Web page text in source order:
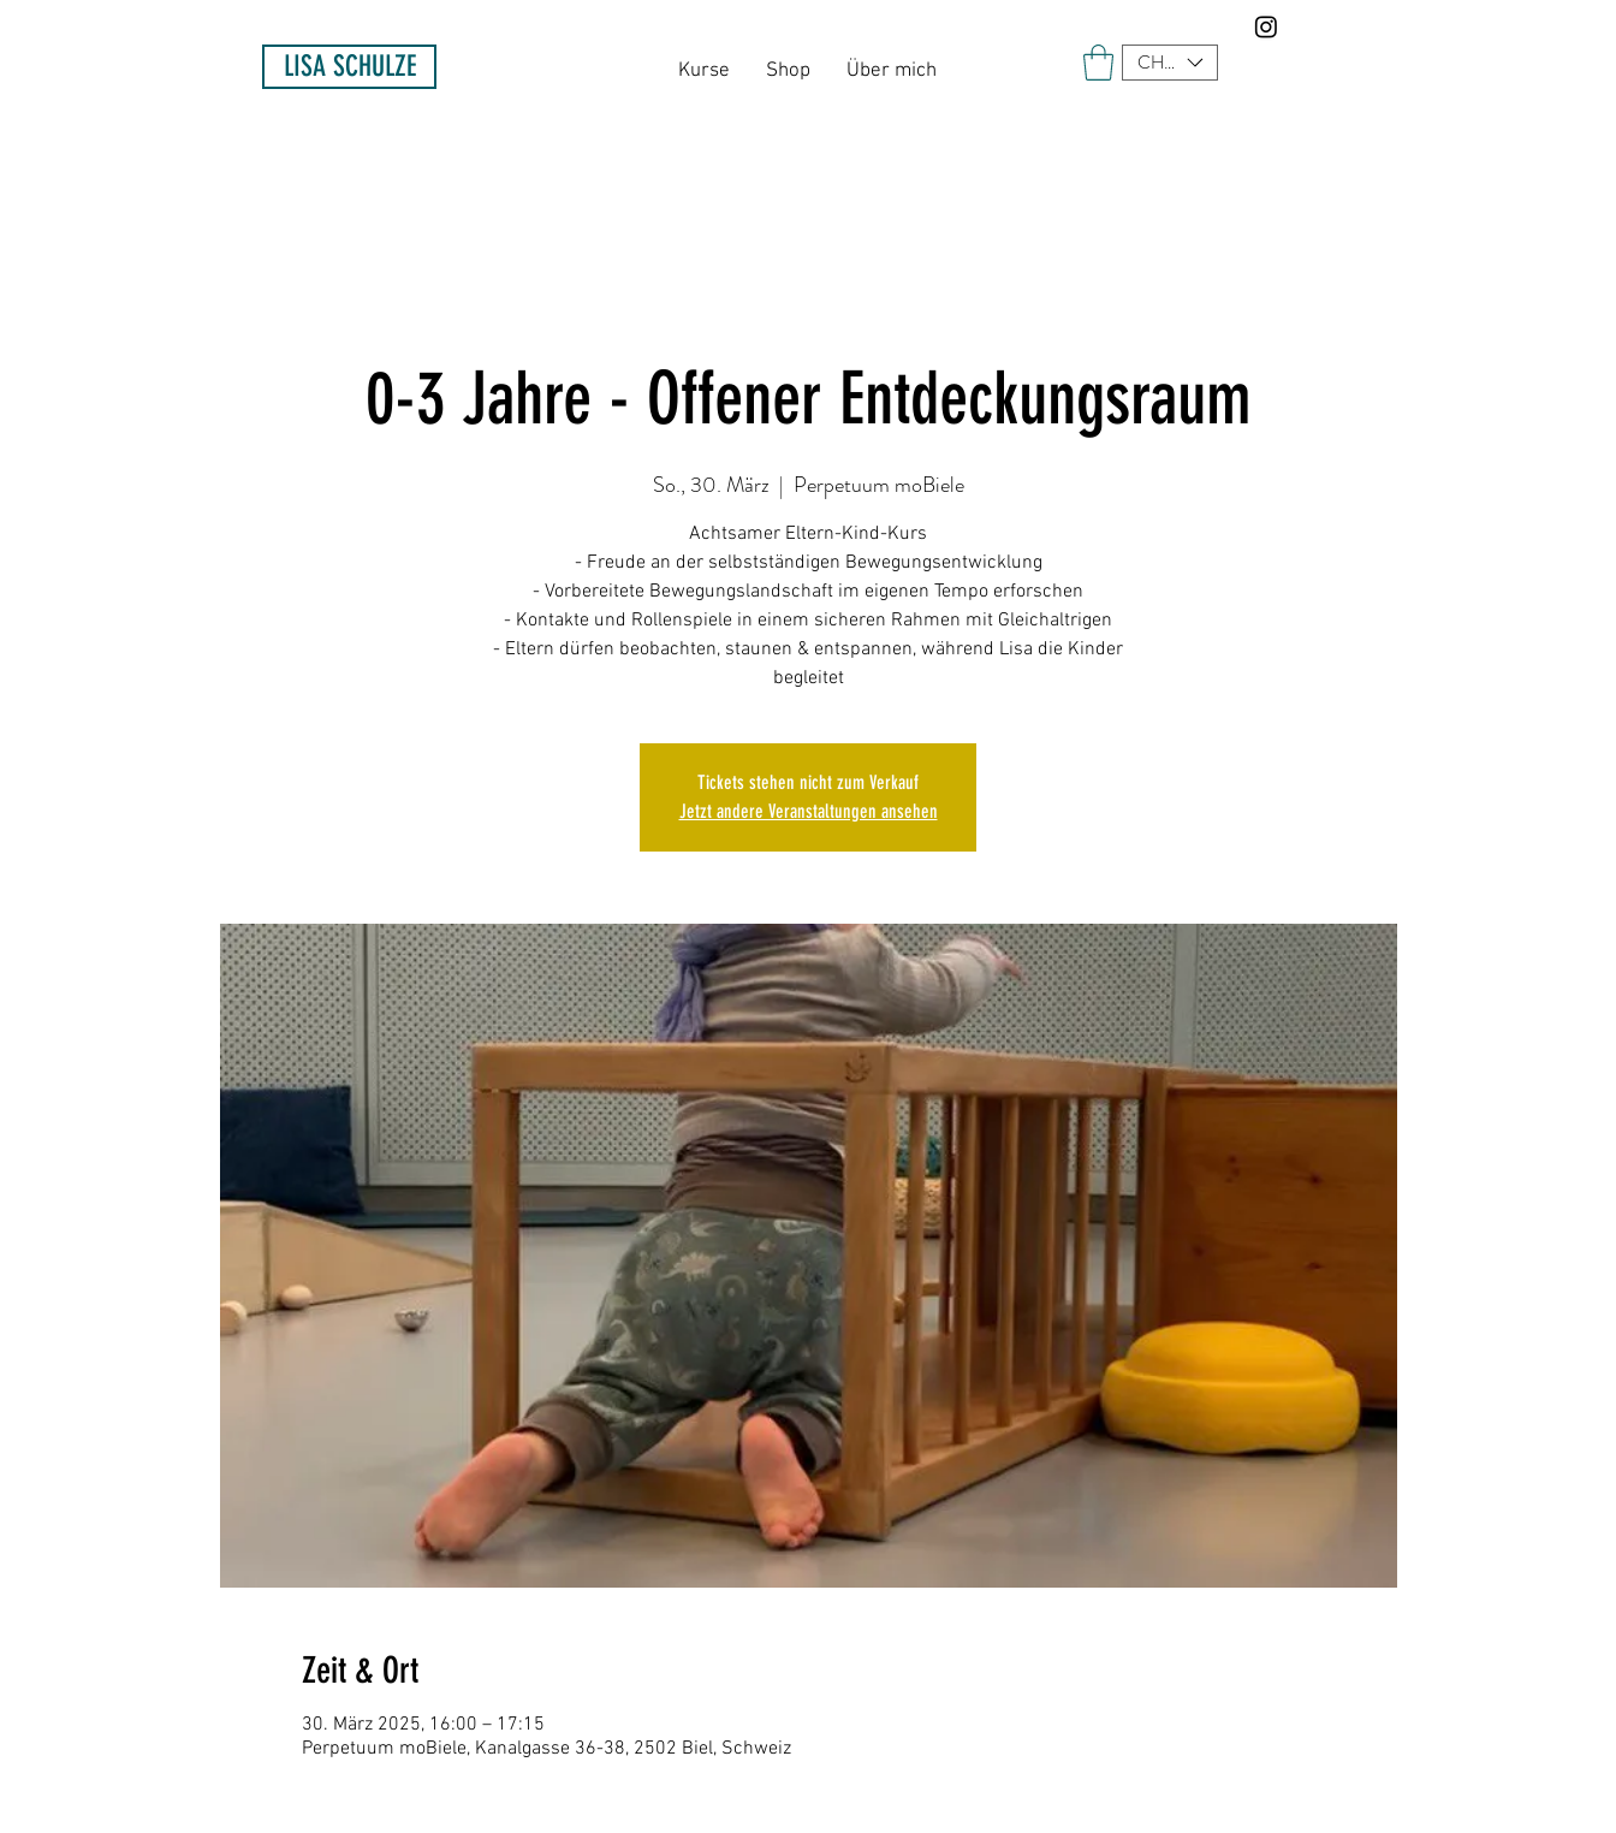
Kurse Shop Über mich
LISA SCHULZE CHF (CHF)
0-3 Jahre - Offener Entdeckungsraum
So., 30. März
  |
Perpetuum moBiele
Achtsamer Eltern-Kind-Kurs
- Freude an der selbstständigen Bewegungsentwicklung
- Vorbereitete Bewegungslandschaft im eigenen Tempo erforschen
- Kontakte und Rollenspiele in einem sicheren Rahmen mit Gleichaltrigen
- Eltern dürfen beobachten, staunen & entspannen, während Lisa die Kinder
begleitet
Tickets stehen nicht zum Verkauf
Jetzt andere Veranstaltungen ansehen
Zeit & Ort
30. März 2025, 16:00 – 17:15
Perpetuum moBiele, Kanalgasse 36-38, 2502 Biel, Schweiz